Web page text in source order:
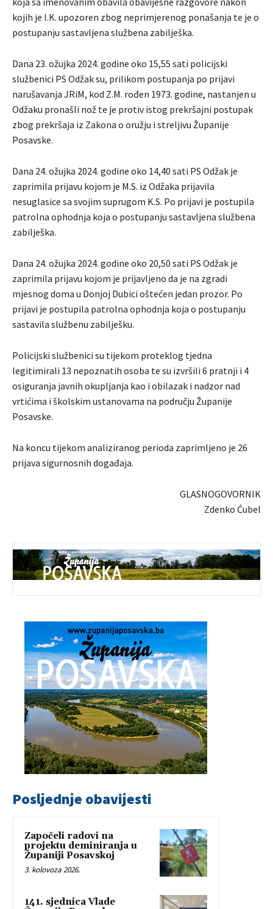
kojih je I.K. upozoren zbog neprimjerenog ponašanja te je o
postupanju sastavljena službena zabilješka.
Dana 23. ožujka 2024. godine oko 15,55 sati policijski
službenici PS Odžak su, prilikom postupanja po prijavi
narušavanja JRiM, kod Z.M. rođen 1973. godine, nastanjen u
Odžaku pronašli nož te je protiv istog prekršajni postupak
zbog prekršaja iz Zakona o oružju i streljivu Županije
Posavske.
Dana 24. ožujka 2024. godine oko 14,40 sati PS Odžak je
zaprimila prijavu kojom je M.S. iz Odžaka prijavila
nesuglasice sa svojim suprugom K.S. Po prijavi je postupila
patrolna ophodnja koja o postupanju sastavljena službena
zabilješka.
Dana 24. ožujka 2024. godine oko 20,50 sati PS Odžak je
zaprimila prijavu kojom je prijavljeno da je na zgradi
mjesnog doma u Donjoj Dubici oštećen jedan prozor. Po
prijavi je postupila patrolna ophodnja koja o postupanju
sastavila službenu zabilješku.
Policijski službenici su tijekom proteklog tjedna
legitimirali 13 nepoznatih osoba te su izvršili 6 pratnji i 4
osiguranja javnih okupljanja kao i obilazak i nadzor nad
vrtićima i školskim ustanovama na području Županije
Posavske.
Na koncu tijekom analiziranog perioda zaprimljeno je 26
prijava sigurnosnih događaja.
GLASNOGOVORNIK
Zdenko Ćubel
Posljednje obavijesti
Započeli radovi na
projektu deminiranja u
Županiji Posavskoj
3. kolovoza 2026.
141. sjednica Vlade